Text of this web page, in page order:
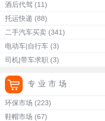
酒后代驾 (11)
托运快递 (88)
二手汽车买卖 (341)
电动车|自行车 (3)
司机|带车求职 (3)
专业市场
环保市场 (223)
鞋帽市场 (67)